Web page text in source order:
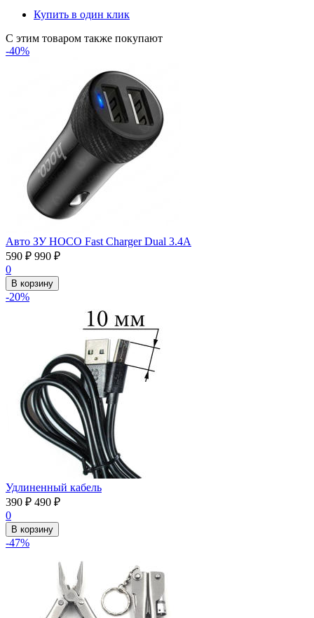
Купить в один клик
С этим товаром также покупают
-40%
Авто ЗУ HOCO Fast Charger Dual 3.4А
590 ₽ 990 ₽
0
В корзину
-20%
Удлиненный кабель
390 ₽ 490 ₽
0
В корзину
-47%